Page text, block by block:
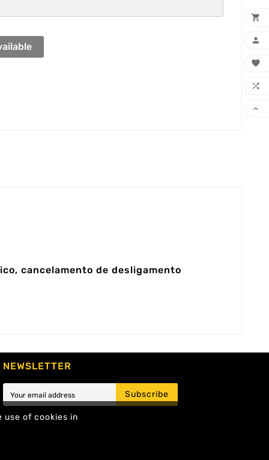
of cookies in
cancelamento de desligamento
NEWSLETTER
Subscribe




